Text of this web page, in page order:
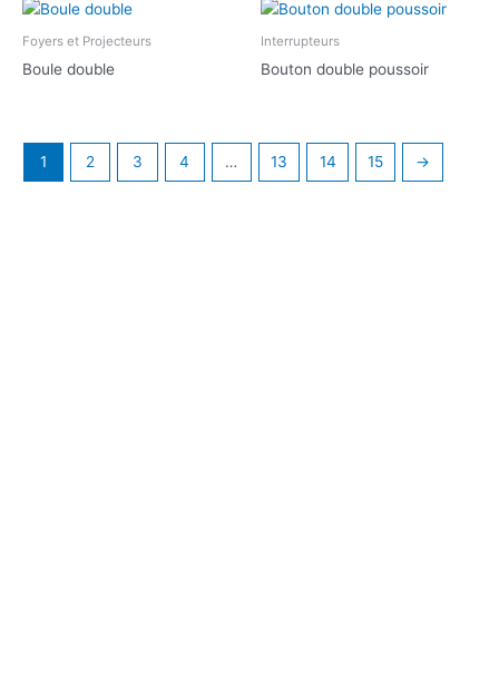
Foyers et Projecteurs
Boule double
Interrupteurs
Bouton double poussoir
1 2 3 4 … 13 14 15 →